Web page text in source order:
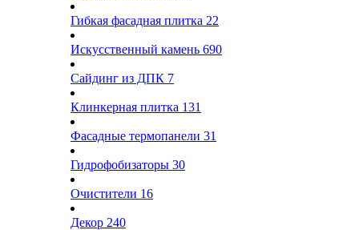
Гибкая фасадная плитка 22
Искусственный камень 690
Сайдинг из ДПК 7
Клинкерная плитка 131
Фасадные термопанели 31
Гидрофобизаторы 30
Очистители 16
Декор 240